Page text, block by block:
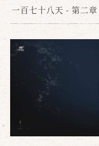
一百七十八天 - 第二章